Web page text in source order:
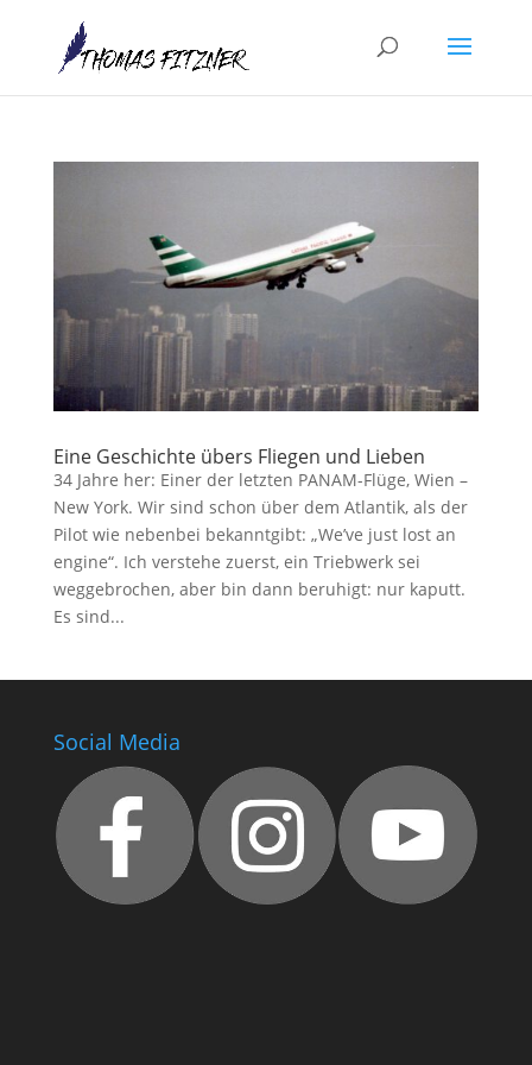
Eine Geschichte übers Fliegen und Lieben
34 Jahre her: Einer der letzten PANAM-Flüge, Wien –
New York. Wir sind schon über dem Atlantik, als der
Pilot wie nebenbei bekanntgibt: „We’ve just lost an
engine“. Ich verstehe zuerst, ein Triebwerk sei
weggebrochen, aber bin dann beruhigt: nur kaputt.
Es sind...
Social Media